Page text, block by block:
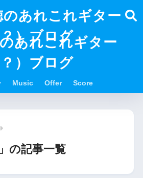
あれこれギター
？）ブログ
Music Offer Score
の記事一覧